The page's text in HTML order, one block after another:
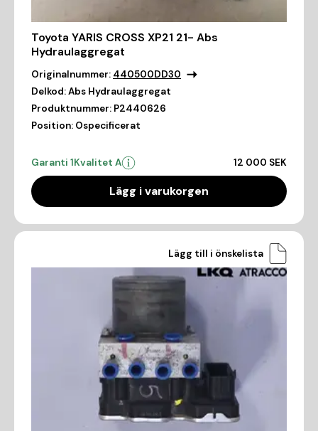
Toyota YARIS CROSS XP21 21- Abs
Hydraulaggregat
Originalnummer: 440500DD30
Delkod:Abs Hydraulaggregat
Produktnummer: P2440626
Position: Ospecificerat
Garanti 1Kvalitet A 12 000 SEK
Lägg i varukorgen
Lägg till i önskelista